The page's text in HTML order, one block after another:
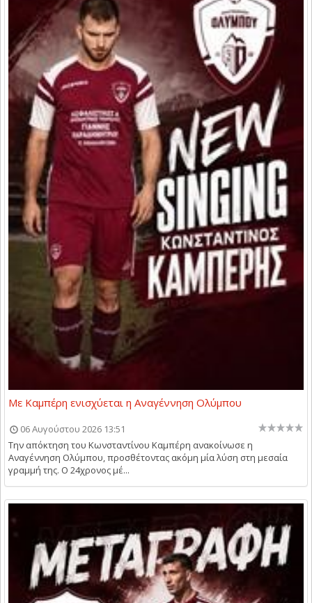
Με Καμπέρη ενισχύεται η Αναγέννηση Ολύμπου
06 Αυγούστου 2026 13:51
Την απόκτηση του Κωνσταντίνου Καμπέρη ανακοίνωσε η
Αναγέννηση Ολύμπου, προσθέτοντας ακόμη μία λύση στη μεσαία
γραμμή της. Ο 24χρονος μέ...